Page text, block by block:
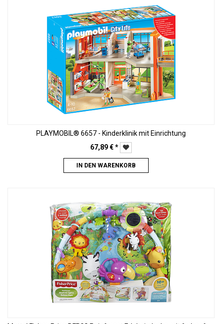
PLAYMOBIL® 6657 - Kinderklinik mit Einrichtung
67,89€*
IN DEN WARENKORB